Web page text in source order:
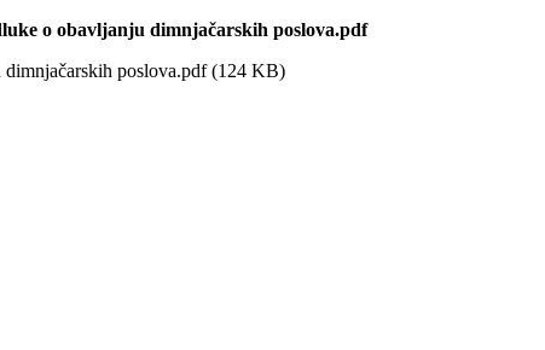
o obavljanju dimnjačarskih poslova.pdf
poslova.pdf (124 KB)